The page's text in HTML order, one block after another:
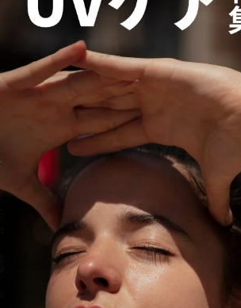
LOA THE PERFUME UV
SPRAY ロア ザ パフューム
UVスプレー BLANCHE（
ンシュ）
通常価格
¥4,400
LOA THE PERFUME UV
SPRAY ロア ザ パフューム
UVスプレー Neroli Smoke
tea (ネロリスモークテ
通常価格
¥4,400